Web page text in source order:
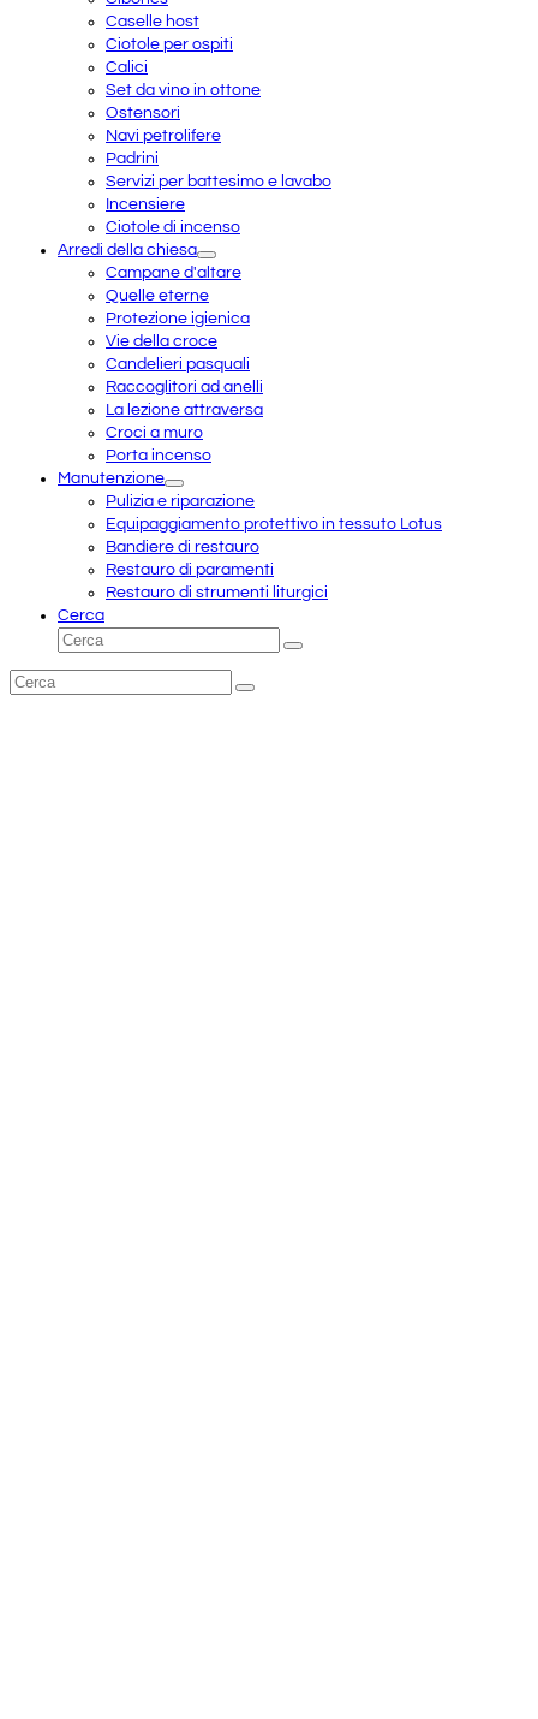
Caselle host
Ciotole per ospiti
Calici
Set da vino in ottone
Ostensori
Navi petrolifere
Padrini
Servizi per battesimo e lavabo
Incensiere
Ciotole di incenso
Arredi della chiesa
Campane d'altare
Quelle eterne
Protezione igienica
Vie della croce
Candelieri pasquali
Raccoglitori ad anelli
La lezione attraversa
Croci a muro
Porta incenso
Manutenzione
Pulizia e riparazione
Equipaggiamento protettivo in tessuto Lotus
Bandiere di restauro
Restauro di paramenti
Restauro di strumenti liturgici
Cerca
Cerca
Invia
Cerca
Invia